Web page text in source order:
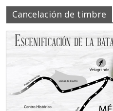
Cancelación de timbre